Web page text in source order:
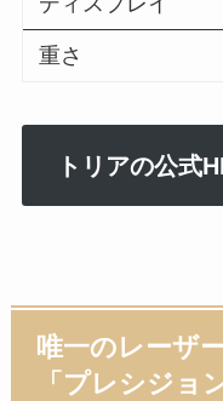
重さ
トリアの公式
唯一のレーザ
「プレシジョ